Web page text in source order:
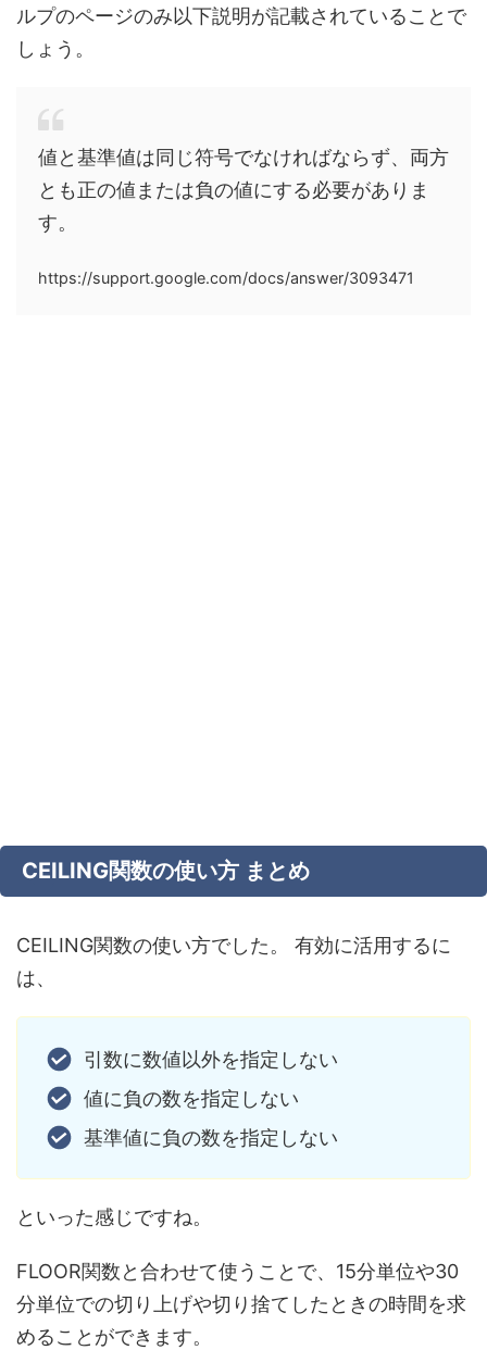
ルプのページのみ以下説明が記載されていることで
しょう。
値と基準値は同じ符号でなければならず、両方
とも正の値または負の値にする必要がありま
す。
https://support.google.com/docs/answer/3093471
CEILING関数の使い方 まとめ
CEILING関数の使い方でした。 有効に活用するに
は、
引数に数値以外を指定しない
値に負の数を指定しない
基準値に負の数を指定しない
といった感じですね。
FLOOR関数と合わせて使うことで、15分単位や30
分単位での切り上げや切り捨てしたときの時間を求
めることができます。